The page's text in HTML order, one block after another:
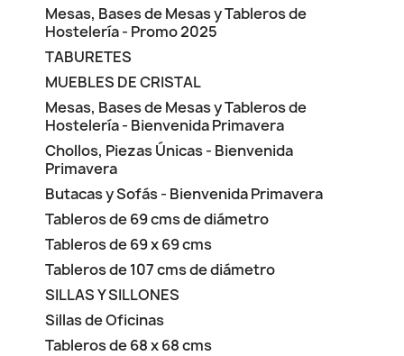
Mesas, Bases de Mesas y Tableros de
Hostelería - Promo 2025
TABURETES
MUEBLES DE CRISTAL
Mesas, Bases de Mesas y Tableros de
Hostelería - Bienvenida Primavera
Chollos, Piezas Únicas - Bienvenida
Primavera
Butacas y Sofás - Bienvenida Primavera
Tableros de 69 cms de diámetro
Tableros de 69 x 69 cms
Tableros de 107 cms de diámetro
SILLAS Y SILLONES
Sillas de Oficinas
Tableros de 68 x 68 cms